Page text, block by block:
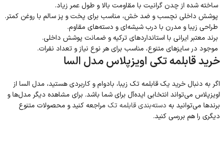
ساخته شده از چدن گرانیت با مقاومت بالا و طول عمر زیاد.
پوشش داخلی نچسب و ضد خش، مناسب برای پخت و پز سالم با روغن کمتر.
طراحی زیبا و مدرن با درب شیشه‌ای و دسته‌های مقاوم.
برند معتبر ایرانی با استانداردهای ترکیه و ضمانت پوشش داخلی.
موجود در سایزهای متنوع، مناسب برای هر نوع نیاز و تعداد نفرات.
خرید قابلمه تکی اویزپلاس مدل السا
اگر به دنبال خرید یک قابلمه تک زیبا، بادوام و کاربردی هستید، مدل السا از
اویزپلاس می‌تواند انتخابی ایده‌آل برای شما باشد. برای مشاهده دیگر مدل‌ها و
برندها می‌توانید به دسته‌بندی قابلمه تک مراجعه کنید و محصولات متنوع
دیگری را هم بررسی کنید.